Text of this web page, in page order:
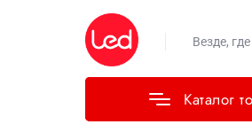
Везде,
Каталог